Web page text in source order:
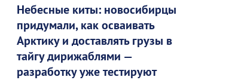
Небесные киты: новосибирцы
придумали, как осваивать
Арктику и доставлять грузы в
тайгу дирижаблями —
разработку уже тестируют